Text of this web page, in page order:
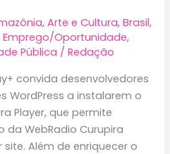
,Arte e Cultura,Brasil,
Emprego/Oportunidade,
Pública /Redação
convida desenvolvedores
WordPress a instalarem o
Player, que permite
WebRadio Curupira
Além de enriquecer o